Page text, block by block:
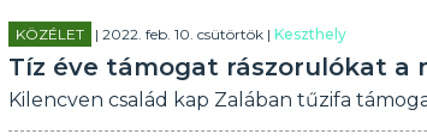
KÖZÉLET | 2022. feb. 10. csütörtök | Keszthely
Tíz éve támogat rászorulókat a
Kilencven család kap Zalában tűzifa